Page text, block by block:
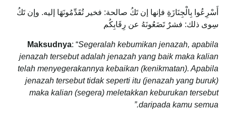
أَسْرِعُوا بِالْجِنَازَةِ فإنها إن تَكُ صالحة: فخير تُقَدِّمُونَهَا إليه. وإن تَكُ
سِوى ذلك: فشرٌ تَضَعُونَهُ عن رِقَابِكُم
Maksudnya: “Segeralah kebumikan jenazah, apabila
jenazah tersebut adalah jenazah yang baik maka kalian
telah menyegerakannya kebaikan (kenikmatan). Apabila
jenazah tersebut tidak seperti itu (jenazah yang buruk)
maka kalian (segera) meletakkan keburukan tersebut
daripada kamu semua.”